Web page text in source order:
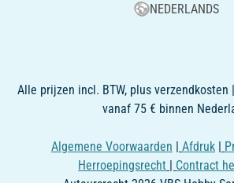
NEDERLANDS
Alle prijzen incl. BTW, plus verzendkosten
vanaf 75 € binnen
Algemene Voorwaarden | Afdruk |
Herroepingsrecht | Contract